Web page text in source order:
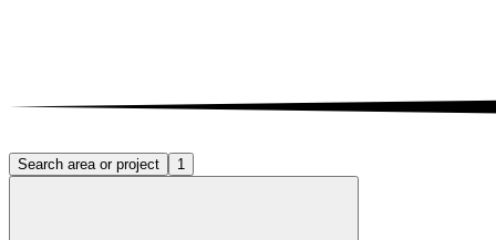
Search area or project 1